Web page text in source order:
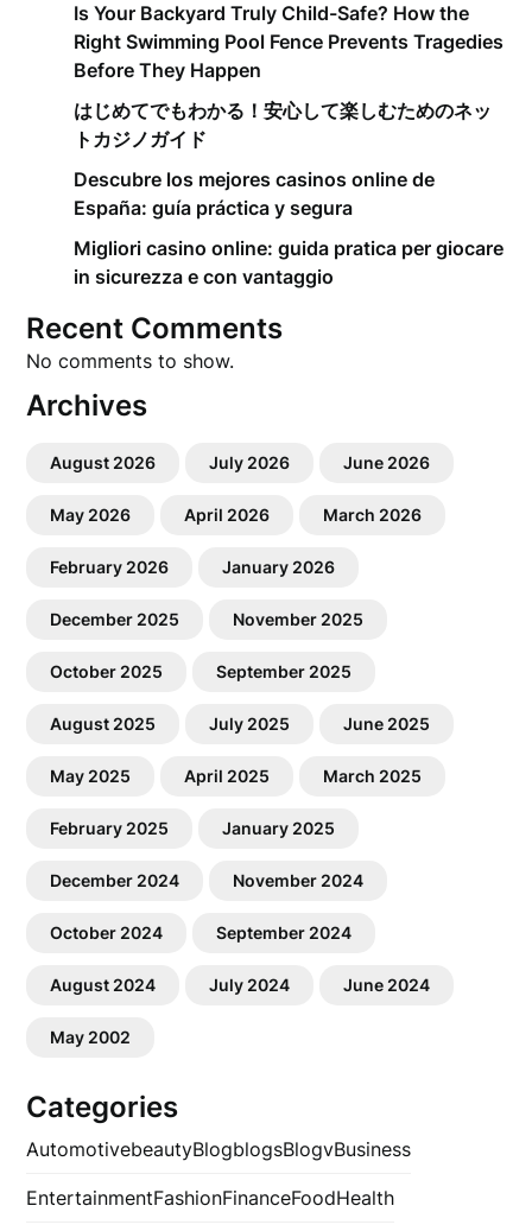
Is Your Backyard Truly Child-Safe? How the
Right Swimming Pool Fence Prevents Tragedies
Before They Happen
はじめてでもわかる！安心して楽しむためのネッ
トカジノガイド
Descubre los mejores casinos online de
España: guía práctica y segura
Migliori casino online: guida pratica per giocare
in sicurezza e con vantaggio
Recent Comments
No comments to show.
Archives
August 2026 July 2026 June 2026
May 2026 April 2026 March 2026
February 2026 January 2026
December 2025 November 2025
October 2025 September 2025
August 2025 July 2025 June 2025
May 2025 April 2025 March 2025
February 2025 January 2025
December 2024 November 2024
October 2024 September 2024
August 2024 July 2024 June 2024
May 2002
Categories
AutomotivebeautyBlogblogsBlogvBusiness
EntertainmentFashionFinanceFoodHealth